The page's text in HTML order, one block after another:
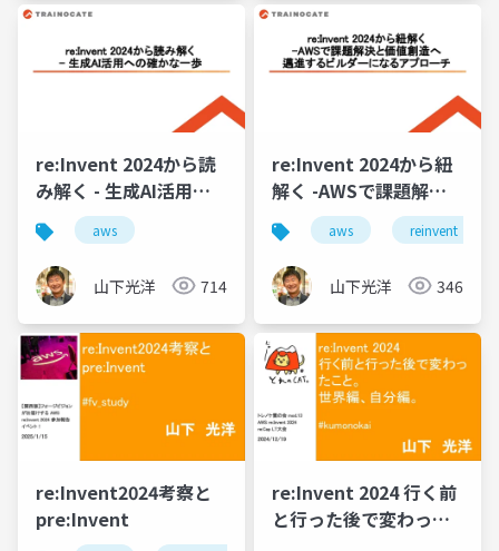
re:Invent 2024から読
み解く - 生成AI活用へ
の確かな一歩
aws
山下光洋 714
re:Invent 2024から紐
解く -AWSで課題解決
と価値創造へ 邁進する
ビルダーになるアプロ
ーチ
aws reinvent
山下光洋 346
re:Invent2024考察と
pre:Invent
re:Invent 2024 行く前
と行った後で変わった